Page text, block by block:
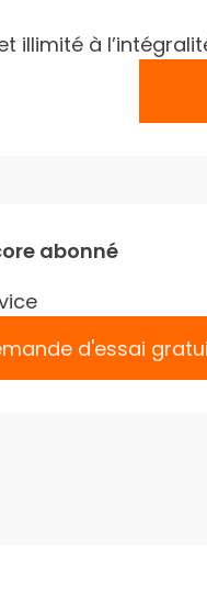
illimité à
abonné
d'essai